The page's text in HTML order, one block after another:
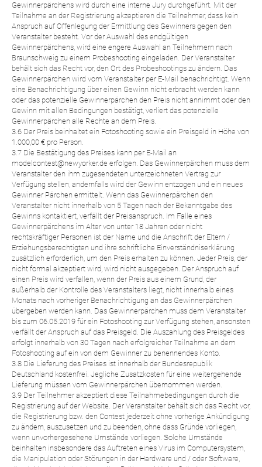
Gewinnerpärchens wird durch eine interne Jury durchgeführt. Mit der
Teilnahme an der Registrierung akzeptieren die Teilnehmer, dass kein
Anspruch auf Offenlegung der Ermittlung des Gewinners gegen den
Veranstalter besteht. Vor der Auswahl des endgültigen
Gewinnerpärchens, wird eine engere Auswahl an Teilnehmern nach
Braunschweig zu einem Probeshooting eingeladen. Der Veranstalter
behält sich das Recht vor, den Ort des Probeshootings zu ändern. Das
Gewinnerpärchen wird vom Veranstalter per E-Mail benachrichtigt. Wenn
eine Benachrichtigung über einen Gewinn nicht erbracht werden kann
oder das potenzielle Gewinnerpärchen den Preis nicht annimmt oder den
Gewinn mit allen Bedingungen bestätigt, verliert das potenzielle
Gewinnerpärchen alle Rechte an dem Preis.
3.6 Der Preis beinhaltet ein Fotoshooting sowie ein Preisgeld in Höhe von
1.000,00 € pro Person.
3.7 Die Bestätigung des Preises kann per E-Mail an
modelcontest@newyorker.de erfolgen. Das Gewinnerpärchen muss dem
Veranstalter den ihm zugesendeten unterzeichneten Vertrag zur
Verfügung stellen, andernfalls wird der Gewinn entzogen und ein neues
Gewinner Pärchen ermittelt. Wenn das Gewinnerpärchen den
Veranstalter nicht innerhalb von 5 Tagen nach der Bekanntgabe des
Gewinns kontaktiert, verfällt der Preisanspruch. Im Falle eines
Gewinnerpärchens im Alter von unter 18 Jahren oder nicht
rechtskräftiger Personen ist der Name und die Anschrift der Eltern /
Erziehungsberechtigten und ihre schriftliche Einverständniserklärung
zusätzlich erforderlich, um den Preis erhalten zu können. Jeder Preis, der
nicht formal akzeptiert wird, wird nicht ausgegeben. Der Anspruch auf
einen Preis wird verfallen, wenn der Preis aus einem Grund, der
außerhalb der Kontrolle des Veranstalters liegt, nicht innerhalb eines
Monats nach vorheriger Benachrichtigung an das Gewinnerpärchen
übergeben werden kann. Das Gewinnerpärchen muss dem Veranstalter
bis zum 06.05.2019 für ein Fotoshooting zur Verfügung stehen, ansonsten
verfällt der Anspruch auf das Preisgeld. Die Auszahlung des Preisgeldes
erfolgt innerhalb von 30 Tagen nach erfolgreicher Teilnahme an dem
Fotoshooting auf ein von dem Gewinner zu benennendes Konto.
3.8 Die Lieferung des Preises ist innerhalb der Bundesrepublik
Deutschland kostenfrei. Jegliche Zusatzkosten für eine weitergehende
Lieferung müssen vom Gewinnerpärchen übernommen werden.
3.9 Der Teilnehmer akzeptiert diese Teilnahmebedingungen durch die
Registrierung auf der Website. Der Veranstalter behält sich das Recht vor,
die Registrierung bzw. den Contest jederzeit ohne vorherige Ankündigung
zu ändern, auszusetzen und zu beenden, ohne dass Gründe vorliegen,
wenn unvorhergesehene Umstände vorliegen. Solche Umstände
beinhalten insbesondere das Auftreten eines Virus im Computersystem,
die Manipulation oder Störungen in der Hardware und / oder Software,